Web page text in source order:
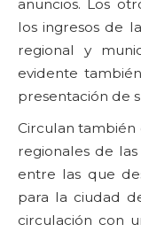
anuncios. Los
los ingresos de
regional y
evidente
presentación de
Circulan también
regionales de
entre las que
para la ciudad
circulación con